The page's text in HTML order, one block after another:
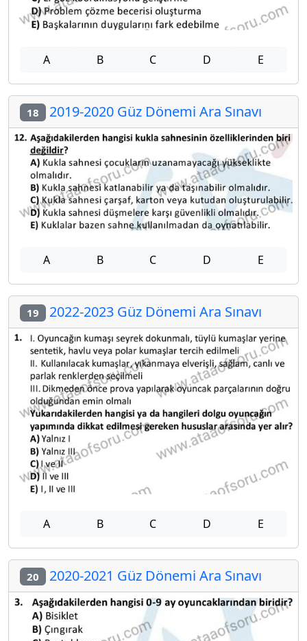
A B C D E
18 2019-2020 Güz Dönemi Ara Sınavı
A B C D E
19 2022-2023 Güz Dönemi Ara Sınavı
A B C D E
20 2020-2021 Güz Dönemi Ara Sınavı